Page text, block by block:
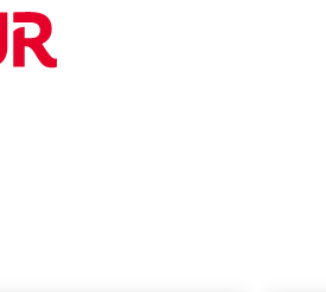
OFERTE DE NERATAT